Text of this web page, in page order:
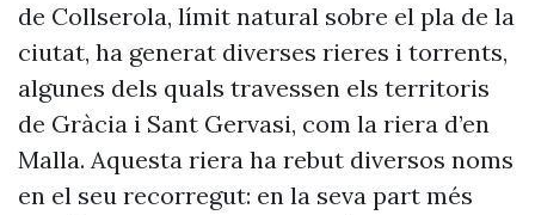
de Collserola, límit natural sobre el pla de la
ciutat, ha generat diverses rieres i torrents,
algunes dels quals travessen els territoris
de Gràcia i Sant Gervasi, com la riera d’en
Malla. Aquesta riera ha rebut diversos noms
en el seu recorregut: en la seva part més